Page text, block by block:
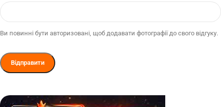
Ви повинні бути авторизовані, щоб додавати фотографії до свого відгуку.